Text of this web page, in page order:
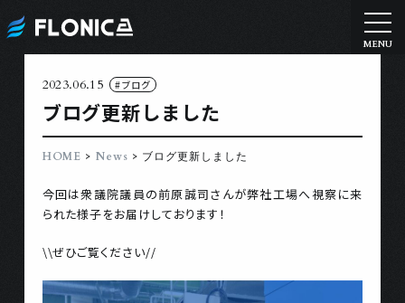
2023.06.15 #ブログ
ブログ更新しました
HOME > News > ブログ更新しました
今回は衆議院議員の前原誠司さんが弊社工場へ視察に来
られた様子をお届けしております！
\\ぜひご覧ください//